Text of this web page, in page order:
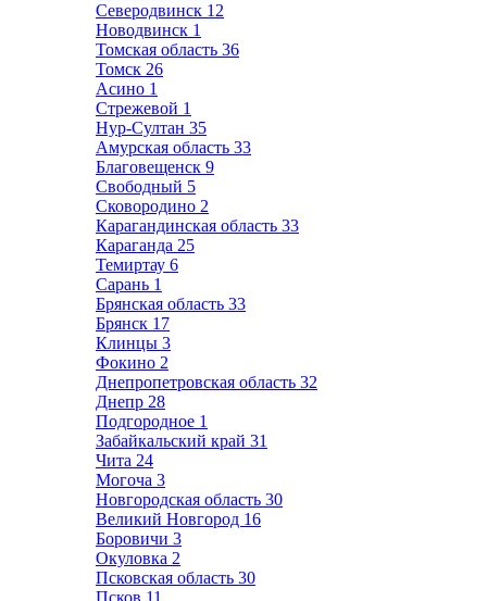
Северодвинск 12
Новодвинск 1
Томская область 36
Томск 26
Асино 1
Стрежевой 1
Нур-Султан 35
Амурская область 33
Благовещенск 9
Свободный 5
Сковородино 2
Карагандинская область 33
Караганда 25
Темиртау 6
Сарань 1
Брянская область 33
Брянск 17
Клинцы 3
Фокино 2
Днепропетровская область 32
Днепр 28
Подгородное 1
Забайкальский край 31
Чита 24
Могоча 3
Новгородская область 30
Великий Новгород 16
Боровичи 3
Окуловка 2
Псковская область 30
Псков 11